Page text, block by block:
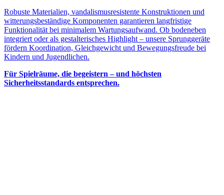
Robuste Materialien, vandalismusresistente Konstruktionen und
witterungsbeständige Komponenten garantieren langfristige
Funktionalität bei minimalem Wartungsaufwand. Ob bodeneben
integriert oder als gestalterisches Highlight – unsere Sprunggeräte
fördern Koordination, Gleichgewicht und Bewegungsfreude bei
Kindern und Jugendlichen.
Für Spielräume, die begeistern – und höchsten
Sicherheitsstandards entsprechen.